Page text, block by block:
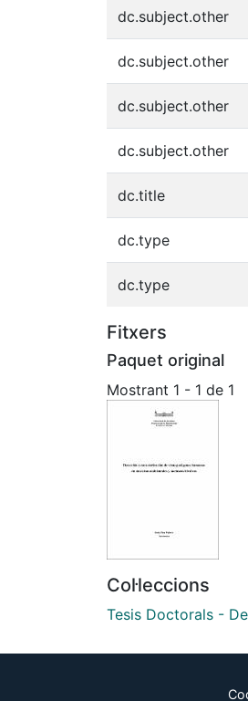
dc.subject.other
dc.subject.other
dc.subject.other
dc.subject.other
dc.title
dc.type
dc.type
Fitxers
Paquet original
Mostrant 1 - 1 de 1
Col·leccions
Tesis Doctorals -